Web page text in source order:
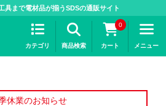
具まで電材品が揃うSDSの通販サイト
カテゴリ 商品検索
0
カート メニュー
休業のお知らせ